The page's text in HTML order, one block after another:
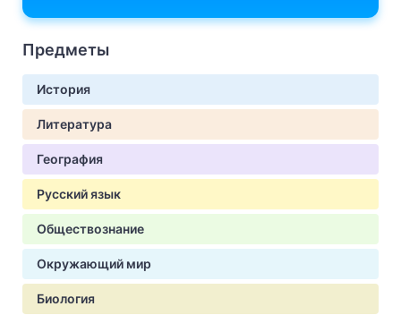
Предметы
История
Литература
География
Русский язык
Обществознание
Окружающий мир
Биология